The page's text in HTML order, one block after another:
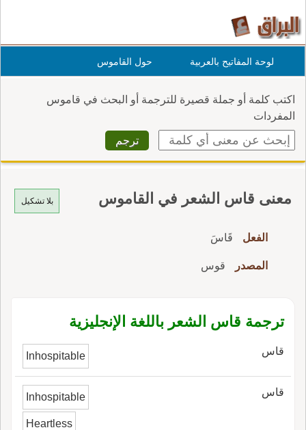
لوحة المفاتيح بالعربية حول القاموس
اكتب كلمة أو جملة قصيرة للترجمة أو البحث في قاموس
المفردات
بلا تشكيل معنى قاس الشعر في القاموس
الفعل قَاسَ
المصدر قوس
ترجمة قاس الشعر باللغة الإنجليزية
قاس Inhospitable
قاس Inhospitable
Heartless